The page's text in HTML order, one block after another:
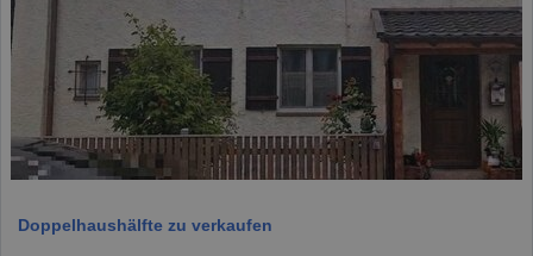
1 / 1
Doppelhaushälfte zu verkaufen